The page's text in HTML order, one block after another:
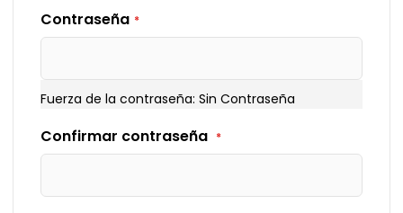
Contraseña
Fuerza de la contraseña: Sin Contraseña
Confirmar contraseña